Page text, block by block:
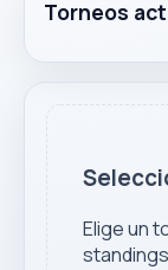
Torneos
Elige un